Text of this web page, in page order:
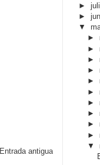
Entrada antigua
►
►
▼
►
►
►
►
►
►
►
►
►
►
▼